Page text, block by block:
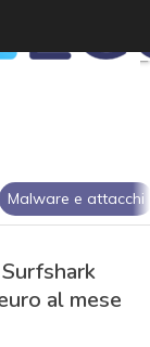
Malware e attacchi
al mese